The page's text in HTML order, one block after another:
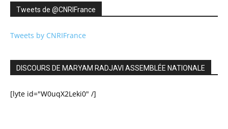
Tweets de ‎@CNRIFrance
Tweets by CNRIFrance
DISCOURS DE MARYAM RADJAVI ASSEMBLÉE NATIONALE
[lyte id="W0uqX2Leki0" /]